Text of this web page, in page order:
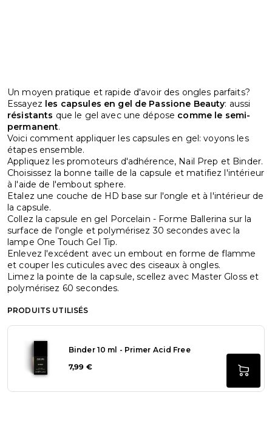
Un moyen pratique et rapide d'avoir des ongles parfaits?
Essayez les capsules en gel de Passione Beauty: aussi
résistants que le gel avec une dépose comme le semi-
permanent.
Voici comment appliquer les capsules en gel: voyons les
étapes ensemble.
Appliquez les promoteurs d'adhérence, Nail Prep et Binder.
Choisissez la bonne taille de la capsule et matifiez l'intérieur
à l'aide de l'embout sphere.
Etalez une couche de HD base sur l'ongle et à l'intérieur de
la capsule.
Collez la capsule en gel Porcelain - Forme Ballerina sur la
surface de l'ongle et polymérisez 30 secondes avec la
lampe One Touch Gel Tip.
Enlevez l'excédent avec un embout en forme de flamme
et couper les cuticules avec des ciseaux à ongles.
Limez la pointe de la capsule, scellez avec Master Gloss et
polymérisez 60 secondes.
PRODUITS UTILISÉS
Binder 10 ml - Primer Acid Free
7,99 €